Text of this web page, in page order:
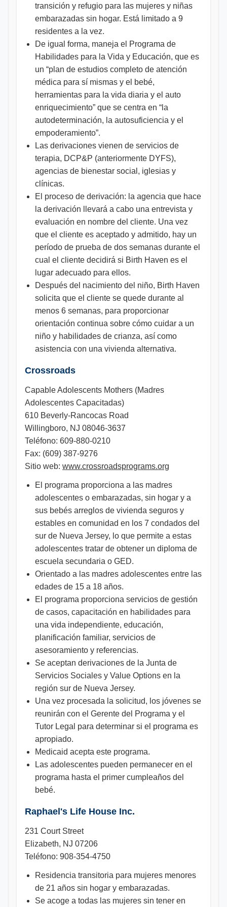
transición y refugio para las mujeres y niñas
embarazadas sin hogar. Está limitado a 9
residentes a la vez.
De igual forma, maneja el Programa de
Habilidades para la Vida y Educación, que es
un “plan de estudios completo de atención
médica para sí mismas y el bebé,
herramientas para la vida diaria y el auto
enriquecimiento” que se centra en “la
autodeterminación, la autosuficiencia y el
empoderamiento”.
Las derivaciones vienen de servicios de
terapia, DCP&P (anteriormente DYFS),
agencias de bienestar social, iglesias y
clínicas.
El proceso de derivación: la agencia que hace
la derivación llevará a cabo una entrevista y
evaluación en nombre del cliente. Una vez
que el cliente es aceptado y admitido, hay un
período de prueba de dos semanas durante el
cual el cliente decidirá si Birth Haven es el
lugar adecuado para ellos.
Después del nacimiento del niño, Birth Haven
solicita que el cliente se quede durante al
menos 6 semanas, para proporcionar
orientación continua sobre cómo cuidar a un
niño y habilidades de crianza, así como
asistencia con una vivienda alternativa.
Crossroads
Capable Adolescents Mothers (Madres
Adolescentes Capacitadas)
610 Beverly-Rancocas Road
Willingboro, NJ 08046-3637
Teléfono: 609-880-0210
Fax: (609) 387-9276
Sitio web: www.crossroadsprograms.org
El programa proporciona a las madres
adolescentes o embarazadas, sin hogar y a
sus bebés arreglos de vivienda seguros y
estables en comunidad en los 7 condados del
sur de Nueva Jersey, lo que permite a estas
adolescentes tratar de obtener un diploma de
escuela secundaria o GED.
Orientado a las madres adolescentes entre las
edades de 15 a 18 años.
El programa proporciona servicios de gestión
de casos, capacitación en habilidades para
una vida independiente, educación,
planificación familiar, servicios de
asesoramiento y referencias.
Se aceptan derivaciones de la Junta de
Servicios Sociales y Value Options en la
región sur de Nueva Jersey.
Una vez procesada la solicitud, los jóvenes se
reunirán con el Gerente del Programa y el
Tutor Legal para determinar si el programa es
apropiado.
Medicaid acepta este programa.
Las adolescentes pueden permanecer en el
programa hasta el primer cumpleaños del
bebé.
Raphael's Life House Inc.
231 Court Street
Elizabeth, NJ 07206
Teléfono: 908-354-4750
Residencia transitoria para mujeres menores
de 21 años sin hogar y embarazadas.
Se acoge a todas las mujeres sin tener en